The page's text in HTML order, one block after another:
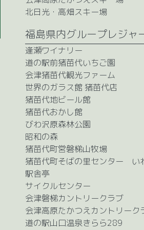
北日光・高畑スキー場
福島県内グループレジャ
逢瀬ワイナリー
道の駅前猪苗代いちご園
会津猪苗代観光ファーム
世界のガラス館 猪苗代店
猪苗代地ビール館
猪苗代おかし館
びわ沢原森林公園
昭和の森
猪苗代町営磐梯山牧場
猪苗代町そばの里センター い
駅舎亭
サイクルセンター
会津磐梯カントリークラブ
会津高原たかつえカントリーク
道の駅山口温泉きらら289